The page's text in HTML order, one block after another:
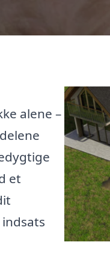
alene –
et